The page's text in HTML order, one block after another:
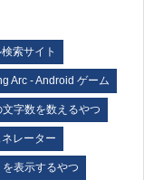
索サイト
Arc - Android ゲーム
文字数を数えるやつ
レーター
表示するやつ